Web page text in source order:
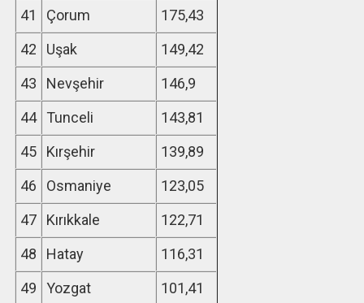
41
Çorum
175,43
42
Uşak
149,42
43
Nevşehir
146,9
44
Tunceli
143,81
45
Kırşehir
139,89
46
Osmaniye
123,05
47
Kırıkkale
122,71
48
Hatay
116,31
49
Yozgat
101,41